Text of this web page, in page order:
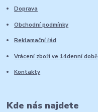
Doprava
Obchodní podmínky
Reklamační řád
Vrácení zboží ve 14denní době
Kontakty
Kde nás najdete